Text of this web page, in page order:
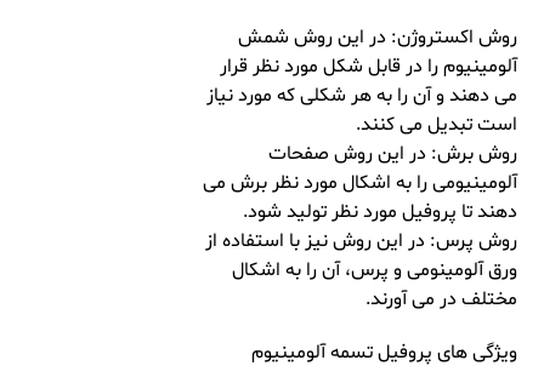
روش اکستروژن: در این روش شمش
آلومینیوم را در قابل شکل مورد نظر قرار
می دهند و آن را به هر شکلی که مورد نیاز
است تبدیل می کنند.
روش برش: در این روش صفحات
آلومینیومی را به اشکال مورد نظر برش می
دهند تا پروفیل مورد نظر تولید شود.
روش پرس: در این روش نیز با استفاده از
ورق آلومینومی و پرس، آن را به اشکال
مختلف در می آورند.
ویژگی های پروفیل تسمه آلومینیوم